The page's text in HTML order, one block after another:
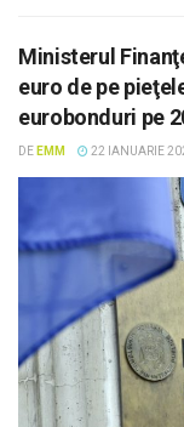
Ministerul
euro de pe
eurobonduri pe
DE EMM 22 IANUARIE